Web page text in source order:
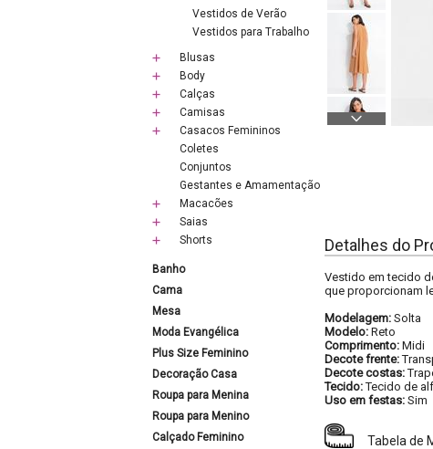
Vestidos de Verão
Vestidos para Trabalho
Blusas
Body
Calças
Camisas
Casacos Femininos
Coletes
Conjuntos
Gestantes e Amamentação
Macacões
Saias
Shorts
Banho
Cama
Mesa
Moda Evangélica
Plus Size Feminino
Decoração Casa
Roupa para Menina
Roupa para Menino
Calçado Feminino
Detalhes do
Vestido em tecido
que proporcionam
Modelagem: Solta
Modelo: Reto
Comprimento: Midi
Decote frente:
Decote costas:
Tecido:Tecido de
Uso em festas: Sim
Tabela de